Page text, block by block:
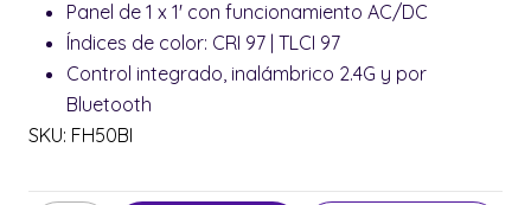
Panel de 1 x 1' con funcionamiento AC/DC
Índices de color: CRI 97 | TLCI 97
Control integrado, inalámbrico 2.4G y por
Bluetooth
SKU: FH50BI